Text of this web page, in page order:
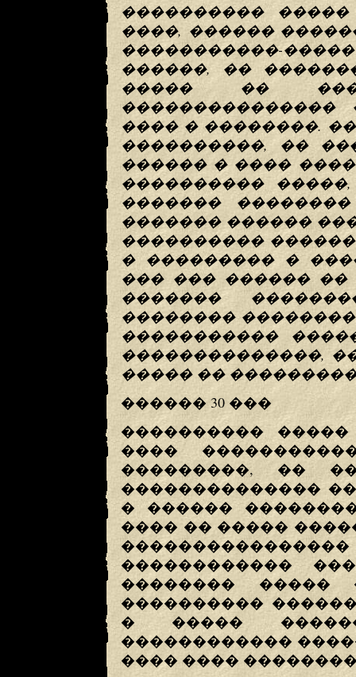
���������� �����
����, ������
�����������-
������, ��
����� ��
���� � ��������.
����������, ��
������ � ����
����������
�������
������� ������
����������
� ��������� �
��� ��� ������ ��
�������
��������
�����������
��������������,
����� ��
������ 30 ���
���������� �����
����
���������, ��
��������������
� ������
���� �� �����
������������
�������� �����
����������
� �����
������������
���� ����